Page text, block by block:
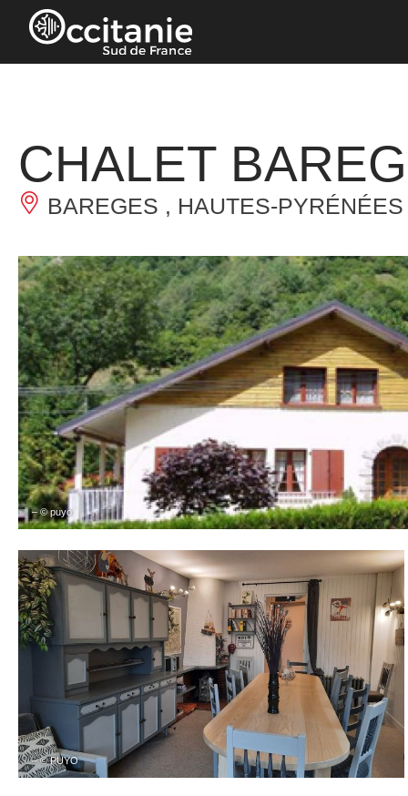
Panneau de gestion des cookies
CHALET
BAREGES , HAUTES-
– © puyo
– © PUYO